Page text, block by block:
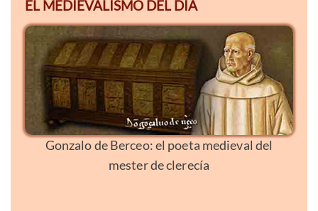
EL MEDIEVALISMO DEL DÍA
Gonzalo de Berceo: el poeta medieval del
mester de clerecía